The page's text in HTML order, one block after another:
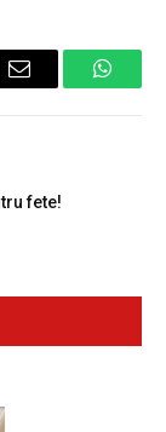
Email
fete!